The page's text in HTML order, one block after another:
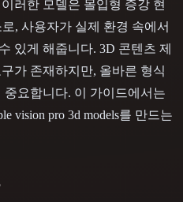
러한 모델은 몰입형 증강 현
, 사용자가 실제 환경 속에서
있게 해줍니다. 3D 콘텐츠 제
가 존재하지만, 올바른 형식
요합니다. 이 가이드에서는
vision pro 3d models를 만드는